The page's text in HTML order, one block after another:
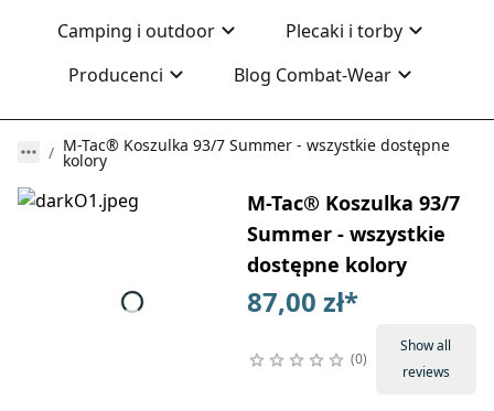
Camping i outdoor
Plecaki i torby
Producenci
Blog Combat-Wear
M-Tac® Koszulka 93/7 Summer - wszystkie dostępne
kolory
M-Tac® Koszulka 93/7
Summer - wszystkie
dostępne kolory
87,00 zł*
0
Show all
reviews